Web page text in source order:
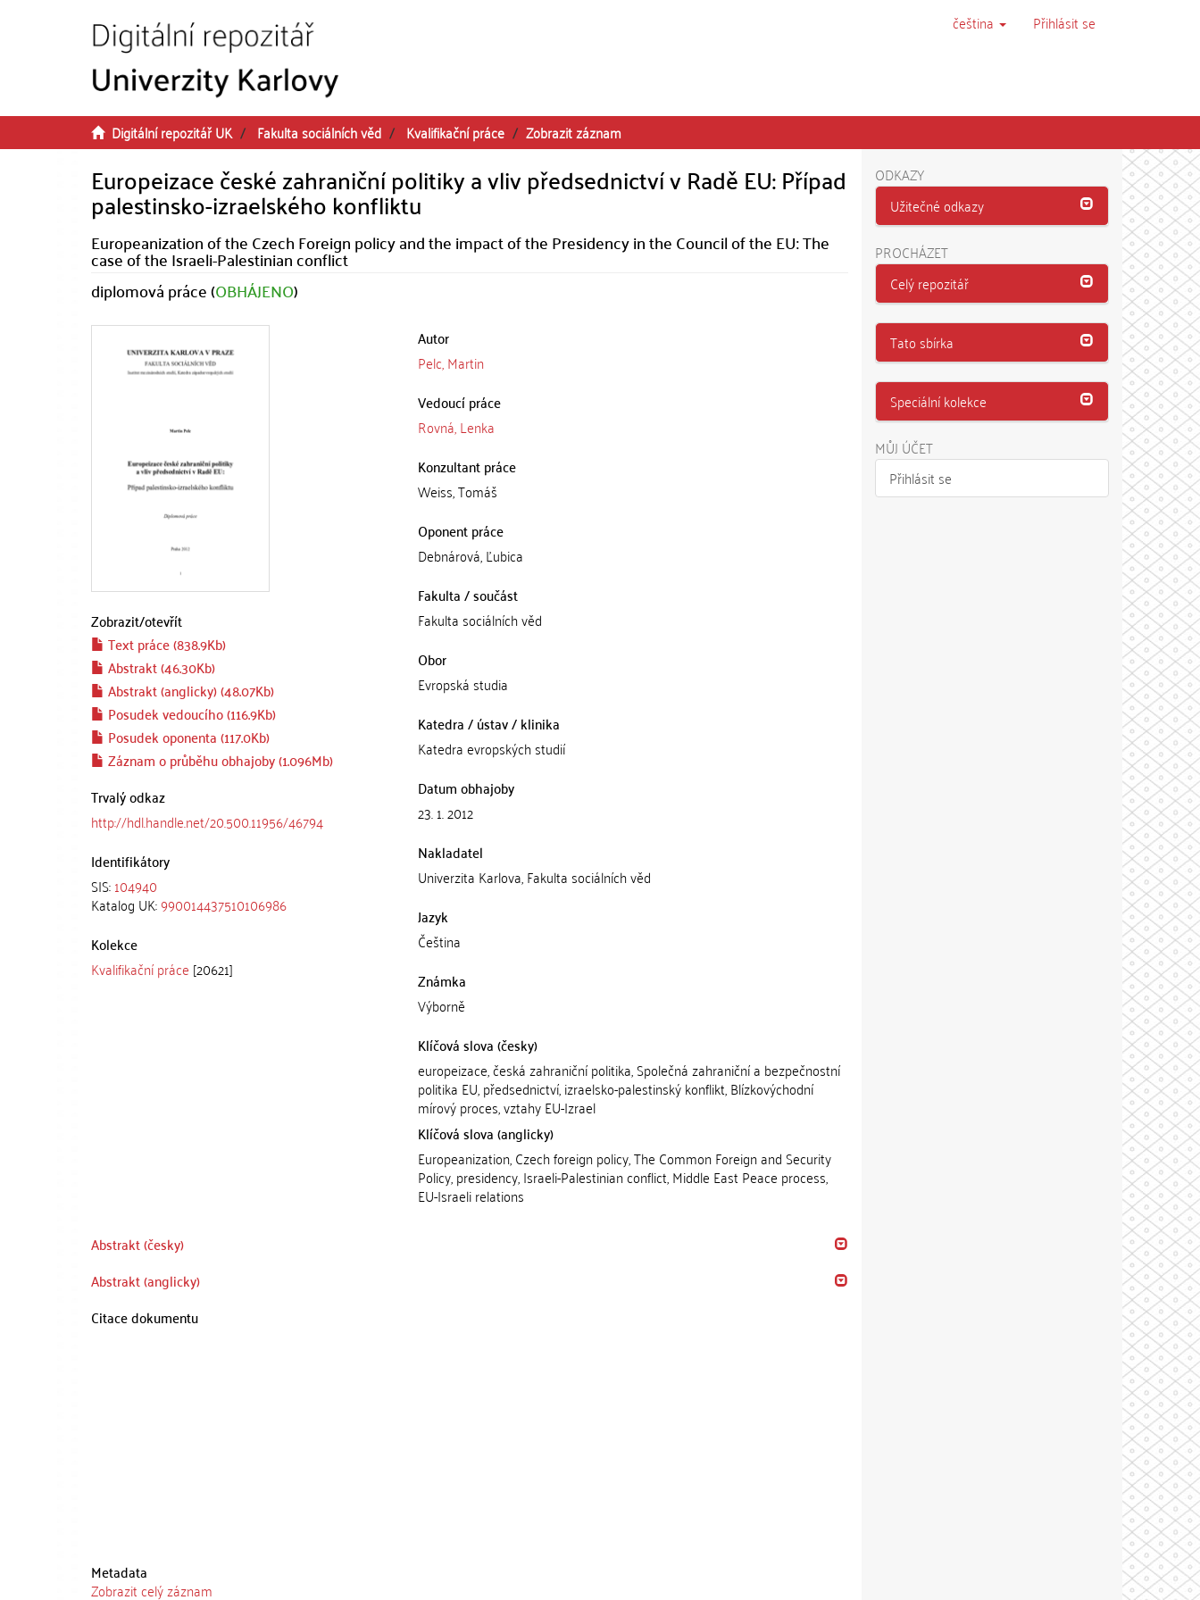
čeština Přihlásit se
Digitální repozitář UK Fakulta sociálních věd Kvalifikační práce Zobrazit záznam
Europeizace české zahraniční politiky a vliv předsednictví v Radě EU: Případ
palestinsko-izraelského konfliktu
Europeanization of the Czech Foreign policy and the impact of the Presidency in the Council of the EU: The
case of the Israeli-Palestinian conflict
diplomová práce (OBHÁJENO)
Zobrazit/otevřít
Text práce (838.9Kb)
Abstrakt (46.30Kb)
Abstrakt (anglicky) (48.07Kb)
Posudek vedoucího (116.9Kb)
Posudek oponenta (117.0Kb)
Záznam o průběhu obhajoby (1.096Mb)
Trvalý odkaz
http://hdl.handle.net/20.500.11956/46794
Identifikátory
SIS:104940
Katalog UK:990014437510106986
Kolekce
Kvalifikační práce [20621]
Autor
Pelc, Martin
Vedoucí práce
Rovná, Lenka
Konzultant práce
Weiss, Tomáš
Oponent práce
Debnárová, Ľubica
Fakulta / součást
Fakulta sociálních věd
Obor
Evropská studia
Katedra / ústav / klinika
Katedra evropských studií
Datum obhajoby
23. 1. 2012
Nakladatel
Univerzita Karlova, Fakulta sociálních věd
Jazyk
Čeština
Známka
Výborně
Klíčová slova (česky)
europeizace, česká zahraniční politika, Společná zahraniční a bezpečnostní
politika EU, předsednictví, izraelsko-palestinský konflikt, Blízkovýchodní
mírový proces, vztahy EU-Izrael
Klíčová slova (anglicky)
Europeanization, Czech foreign policy, The Common Foreign and Security
Policy, presidency, Israeli-Palestinian conflict, Middle East Peace process,
EU-Israeli relations
Abstrakt (česky)
Abstrakt (anglicky)
Citace dokumentu
Metadata
Zobrazit celý záznam
ODKAZY
Užitečné odkazy
PROCHÁZET
Celý repozitář
Tato sbírka
Speciální kolekce
MŮJ ÚČET
Přihlásit se